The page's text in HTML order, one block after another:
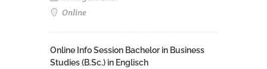
Online
Online Info Session Bachelor in Business
Studies (B.Sc.) in Englisch